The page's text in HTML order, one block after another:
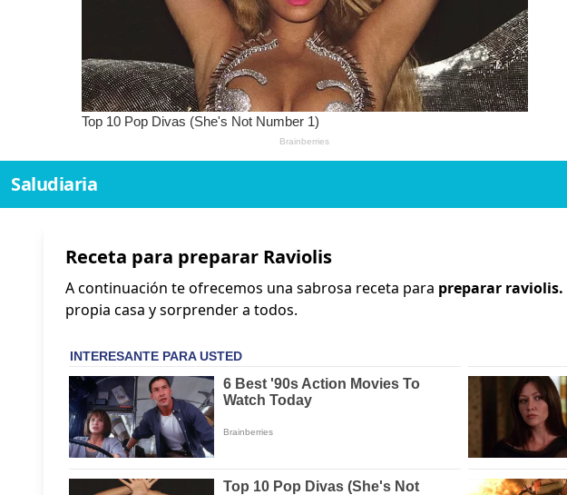
Saludiaria
Receta para preparar Raviolis
A continuación te ofrecemos una sabrosa receta para preparar raviolis.
propia casa y sorprender a todos.